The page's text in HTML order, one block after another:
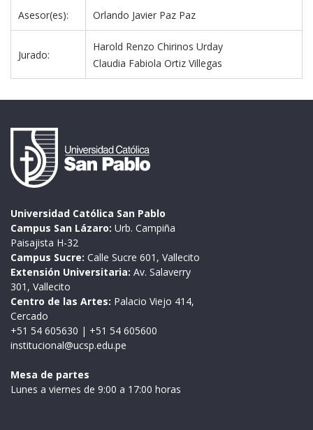
Asesor(es): Orlando Javier Paz Paz
Jurado:
Harold Renzo Chirinos Urday
Claudia Fabiola Ortiz Villegas
Universidad Católica San Pablo
Campus San Lázaro: Urb. Campiña
Paisajista H-32
Campus Sucre: Calle Sucre 601, Vallecito
Extensión Universitaria: Av. Salaverry
301, Vallecito
Centro de las Artes: Palacio Viejo 414,
Cercado
+51 54 605630 | +51 54 605600
institucional@ucsp.edu.pe
Mesa de partes
Lunes a viernes de 9:00 a 17:00 horas